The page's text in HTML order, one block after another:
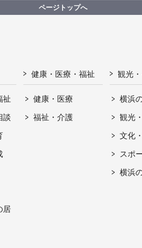
ページトップへ
祉
談
居
健康・医療・福祉
健康・医療
福祉・介護
観光
横浜
観光
文化
スポ
横浜